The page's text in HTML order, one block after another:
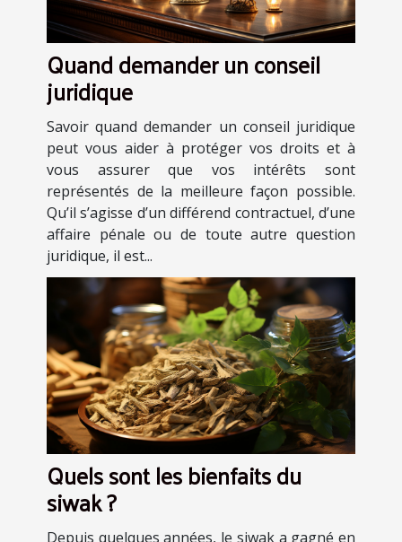
Quand demander un conseil
juridique
Savoir quand demander un conseil juridique
peut vous aider à protéger vos droits et à
vous assurer que vos intérêts sont
représentés de la meilleure façon possible.
Qu’il s’agisse d’un différend contractuel, d’une
affaire pénale ou de toute autre question
juridique, il est...
Quels sont les bienfaits du
siwak ?
Depuis quelques années, le siwak a gagné en